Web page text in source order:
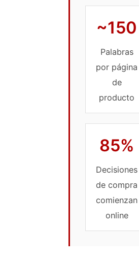
~150
Palabras
por página
de
producto
85%
Decisiones
de compra
comienzan
online